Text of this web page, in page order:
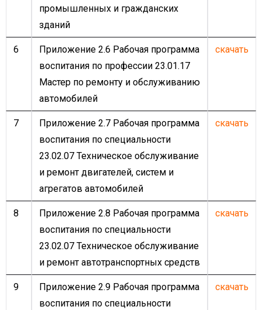
промышленных и гражданских
зданий
6
Приложение 2.6 Рабочая программа
воспитания по профессии 23.01.17
Мастер по ремонту и обслуживанию
автомобилей
скачать
7
Приложение 2.7 Рабочая программа
воспитания по специальности
23.02.07 Техническое обслуживание
и ремонт двигателей, систем и
агрегатов автомобилей
скачать
8
Приложение 2.8 Рабочая программа
воспитания по специальности
23.02.07 Техническое обслуживание
и ремонт автотранспортных средств
скачать
9
Приложение 2.9 Рабочая программа
воспитания по специальности
скачать